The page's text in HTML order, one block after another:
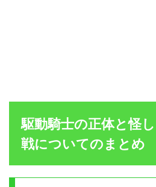
駆動騎士の正体と怪
戦についてのまとめ